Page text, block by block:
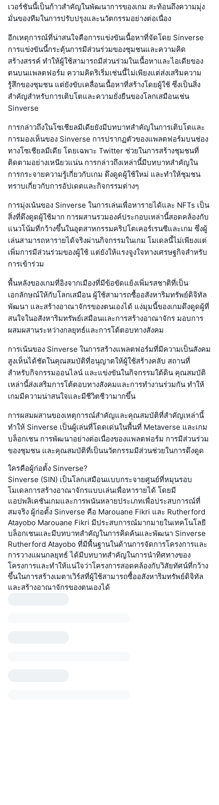
เวอร์ชันนี้เป็นก้าวสำคัญในพัฒนาการของเกม สะท้อนถึงความมุ่ง
มั่นของทีมในการปรับปรุงและนวัตกรรมอย่างต่อเนื่อง
อีกเหตุการณ์ที่น่าสนใจคือการแข่งขันเนื้อหาที่จัดโดย Sinverse
การแข่งขันนี้กระตุ้นการมีส่วนร่วมของชุมชนและความคิด
สร้างสรรค์ ทำให้ผู้ใช้สามารถมีส่วนร่วมในเนื้อหาและไอเดียของ
ตนบนแพลตฟอร์ม ความคิดริเริ่มเช่นนี้ไม่เพียงแต่ส่งเสริมความ
รู้สึกของชุมชน แต่ยังขับเคลื่อนเนื้อหาที่สร้างโดยผู้ใช้ ซึ่งเป็นสิ่ง
สำคัญสำหรับการเติบโตและความยั่งยืนของโลกเสมือนเช่น
Sinverse
การกล่าวถึงในโซเชียลมีเดียยังมีบทบาทสำคัญในการเติบโตและ
การมองเห็นของ Sinverse การปรากฏตัวของแพลตฟอร์มบนช่อง
ทางโซเชียลมีเดีย โดยเฉพาะ Twitter ช่วยในการสร้างชุมชนที่
ติดตามอย่างเหนียวแน่น การกล่าวถึงเหล่านี้มีบทบาทสำคัญใน
การกระจายความรู้เกี่ยวกับเกม ดึงดูดผู้ใช้ใหม่ และทำให้ชุมชน
ทราบเกี่ยวกับการอัปเดตและกิจกรรมต่างๆ
การมุ่งเน้นของ Sinverse ในการเล่นเพื่อหารายได้และ NFTs เป็น
สิ่งที่ดึงดูดผู้ใช้มาก การผสานรวมองค์ประกอบเหล่านี้สอดคล้องกับ
แนวโน้มที่กว้างขึ้นในอุตสาหกรรมคริปโตเคอร์เรนซีและเกม ซึ่งผู้
เล่นสามารถหารายได้จริงผ่านกิจกรรมในเกม โมเดลนี้ไม่เพียงแต่
เพิ่มการมีส่วนร่วมของผู้ใช้ แต่ยังให้แรงจูงใจทางเศรษฐกิจสำหรับ
การเข้าร่วม
พื้นหลังของเกมที่อิงจากเมืองที่มีข้อขัดแย้งเพิ่มรสชาติที่เป็น
เอกลักษณ์ให้กับโลกเสมือน ผู้ใช้สามารถซื้ออสังหาริมทรัพย์ดิจิทัล
พัฒนา และสร้างอาณาจักรของตนเองได้ แง่มุมนี้ของเกมดึงดูดผู้ที่
สนใจในอสังหาริมทรัพย์เสมือนและการสร้างอาณาจักร มอบการ
ผสมผสานระหว่างกลยุทธ์และการโต้ตอบทางสังคม
การเน้นของ Sinverse ในการสร้างแพลตฟอร์มที่มีความเป็นสังคม
สูงเห็นได้ชัดในคุณสมบัติที่อนุญาตให้ผู้ใช้สร้างคลับ สถานที่
สำหรับกิจกรรมออนไลน์ และแข่งขันในกิจกรรมใต้ดิน คุณสมบัติ
เหล่านี้ส่งเสริมการโต้ตอบทางสังคมและการทำงานร่วมกัน ทำให้
เกมมีความน่าสนใจและมีชีวิตชีวามากขึ้น
การผสมผสานของเหตุการณ์สำคัญและคุณสมบัติที่สำคัญเหล่านี้
ทำให้ Sinverse เป็นผู้เล่นที่โดดเด่นในพื้นที่ Metaverse และเกม
บล็อกเชน การพัฒนาอย่างต่อเนื่องของแพลตฟอร์ม การมีส่วนร่วม
ของชุมชน และคุณสมบัติที่เป็นนวัตกรรมมีส่วนช่วยในการดึงดูด
ใครคือผู้ก่อตั้ง Sinverse?
Sinverse (SIN) เป็นโลกเสมือนแบบกระจายศูนย์ที่หมุนรอบ
โมเดลการสร้างอาณาจักรแบบเล่นเพื่อหารายได้ โดยมี
แอปพลิเคชันเกมและการพนันหลายประเภทเพื่อประสบการณ์ที่
สมจริง ผู้ก่อตั้ง Sinverse คือ Marouane Fikri และ Rutherford
Atayobo Marouane Fikri มีประสบการณ์มากมายในเทคโนโลยี
บล็อกเชนและมีบทบาทสำคัญในการคิดค้นและพัฒนา Sinverse
Rutherford Atayobo ที่มีพื้นฐานในด้านการจัดการโครงการและ
การวางแผนกลยุทธ์ ได้มีบทบาทสำคัญในการนำทิศทางของ
โครงการและทำให้แน่ใจว่าโครงการสอดคล้องกับวิสัยทัศน์ที่กว้าง
ขึ้นในการสร้างเมตาเวิร์สที่ผู้ใช้สามารถซื้ออสังหาริมทรัพย์ดิจิทัล
และสร้างอาณาจักรของตนเองได้